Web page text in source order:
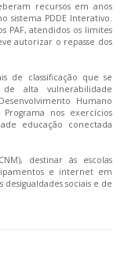
recursos em anos
sistema PDDE Interativo.
PAF, atendidos os limites
autorizar o repasse dos
de classificação que se
de alta vulnerabilidade
Humano
nos exercícios
educação conectada
destinar às escolas
e internet em
sociais e de